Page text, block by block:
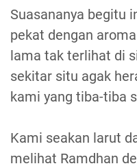
Suasananya begitu
pekat dengan
lama tak terlihat di
sekitar situ agak
kami yang tiba-tiba
Kami seakan larut
melihat Ramdhan